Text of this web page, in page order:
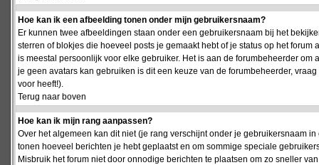
Hoe kan ik een afbeelding tonen onder mijn gebruikersnaam?
Er kunnen twee afbeeldingen staan onder een gebruikersnaam bij het
sterren of blokjes die hoeveel posts je gemaakt hebt of je status op het
is meestal persoonlijk voor elke gebruiker. Het is aan de forumbeheerder
je geen avatars kan gebruiken is dit een keuze van de forumbeheerder,
voor heeft!).
Terug naar boven
Hoe kan ik mijn rang aanpassen?
Over het algemeen kan dit niet (je rang verschijnt onder je gebruikersnaam
tonen hoeveel berichten je hebt geplaatst en om sommige speciale
Misbruik het forum niet door onnodige berichten te plaatsen om zo sneller